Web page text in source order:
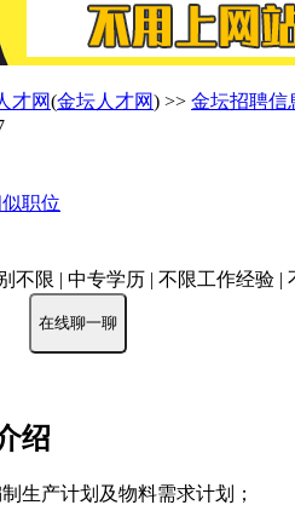
才网(金坛人才网) >> 金坛招聘信
职位
不限 | 中专学历 | 不限工作经验 |
在线聊一聊
绍
生产计划及物料需求计划；